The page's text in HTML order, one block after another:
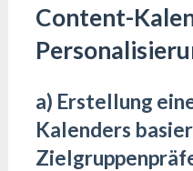
Content-
a) Erstellung
Kalenders